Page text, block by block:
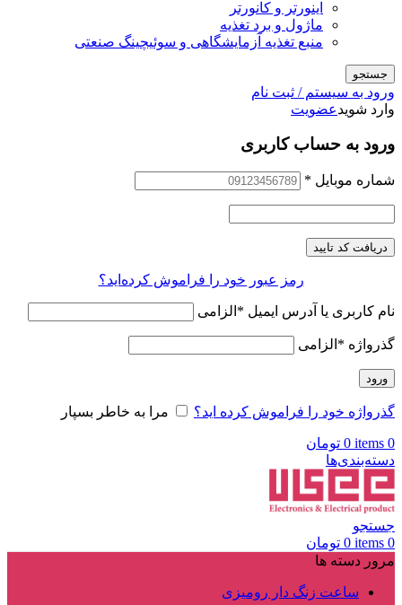
اینورتر و کانورتر
ماژول و برد تغذیه
منبع تغذیه آزمایشگاهی و سوئیچینگ صنعتی
جستجو
ورود به سیستم / ثبت نام
وارد شویدعضویت
ورود به حساب کاربری
شماره موبایل *
دریافت کد تایید
رمز عبور خود را فراموش کرده‌اید؟
نام کاربری یا آدرس ایمیل * الزامی
گذرواژه * الزامی
ورود
گذرواژه خود را فراموش کرده اید؟ مرا به خاطر بسپار
0
items
0 تومان
دسته‌بندی‌ها
جستجو
0
items
0 تومان
مرور دسته ها
ساعت زنگ دار رومیزی